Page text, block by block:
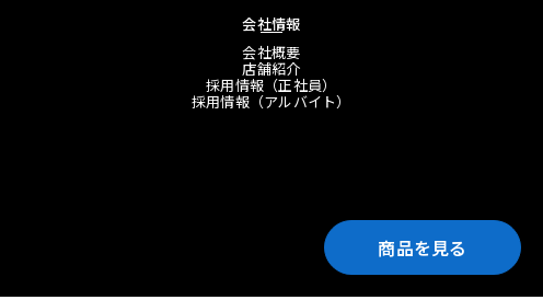
商品を見る
会社情報
会社概要
店舗紹介
採用情報（正社員）
採用情報（アルバイト）